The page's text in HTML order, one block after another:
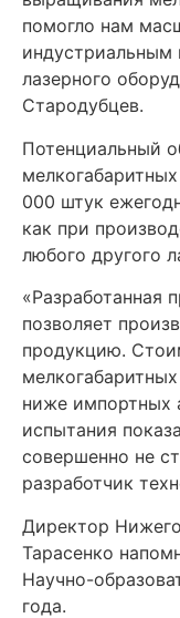
помогло нам
индустриальным
лазерного
Стародубцев.
Потенциальный
000 штук
как при
любого другого
«Разработанная
позволяет
продукцию.
ниже импортных
испытания
совершенно не
разработчик
Директор
Тарасенко
Научно-
года.